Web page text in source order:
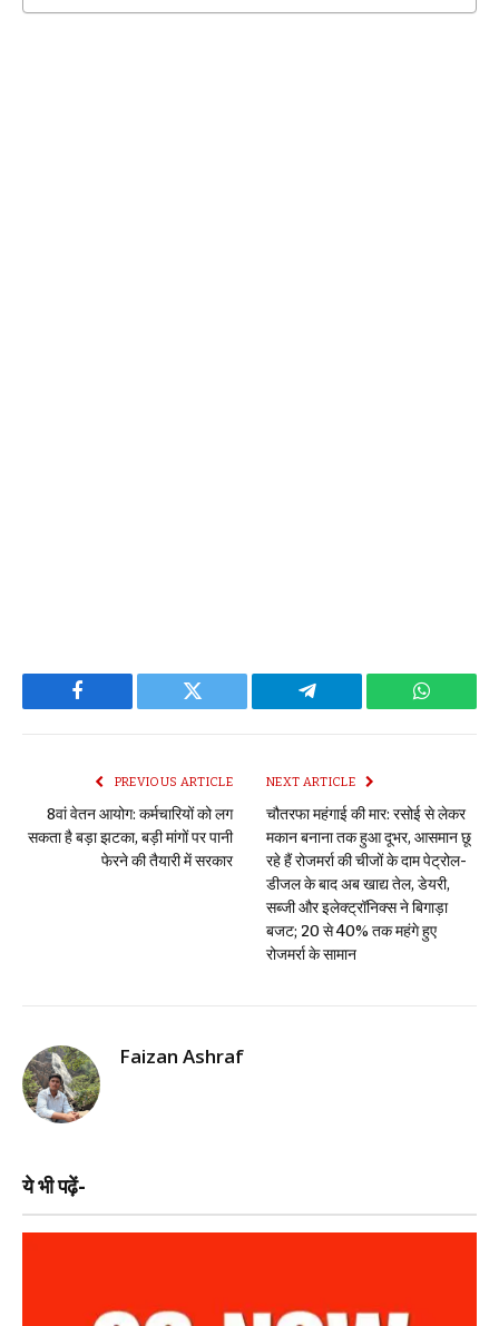
Facebook Twitter Telegram
PREVIOUS ARTICLE
8वां वेतन आयोग: कर्मचारियों को लग
सकता है बड़ा झटका, बड़ी मांगों पर पानी
फेरने की तैयारी में सरकार
NEXT ARTICLE
चौतरफा महंगाई की मार: रसोई से लेकर
मकान बनाना तक हुआ दूभर, आसमान छू
रहे हैं रोजमर्रा की चीजों के दाम पेट्रोल-
डीजल के बाद अब खाद्य तेल, डेयरी,
सब्जी और इलेक्ट्रॉनिक्स ने बिगाड़ा
बजट; 20 से 40% तक महंगे हुए
रोजमर्रा के सामान
Faizan Ashraf
ये भी पढ़ें-